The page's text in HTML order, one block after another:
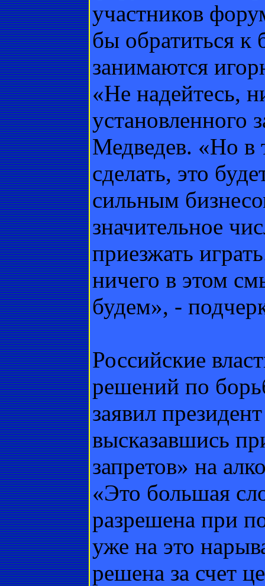
участников
бы обратиться к
занимаются
«Не надейтесь,
установленного
Медведев. «Но в
сделать, это
сильным
значительное
приезжать
ничего в этом
будем», -
Российские
решений по
заявил
высказавшись
запретов» на
«Это большая
разрешена при
уже на это
решена за счет